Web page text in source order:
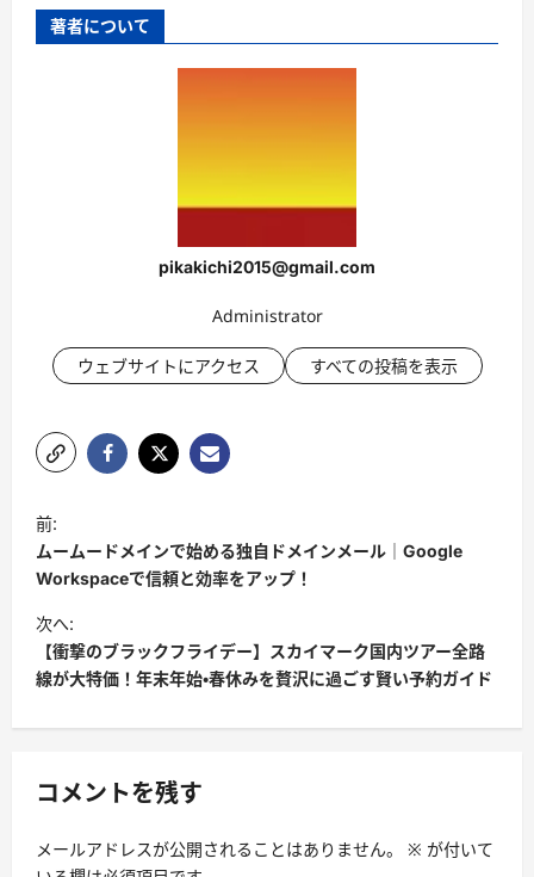
著者について
pikakichi2015@gmail.com
Administrator
ウェブサイトにアクセス すべての投稿を表示
投
稿
ナ
ビ
ゲ
ー
シ
ン
前:
ムームードメインで始める独自ドメインメール｜Google
Workspaceで信頼と効率をアップ！
次へ:
【衝撃のブラックフライデー】スカイマーク国内ツアー全路
線が大特価！年末年始・春休みを贅沢に過ごす賢い予約ガイド
コメントを残す
メールアドレスが公開されることはありません。 ※ が付いて